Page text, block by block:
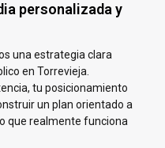
personalizada y
una estrategia clara
en Torrevieja.
tu posicionamiento
un plan orientado a
que realmente funciona